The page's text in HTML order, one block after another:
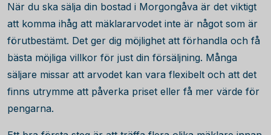
När du ska sälja din bostad i Morgongåva är det viktigt
att komma ihåg att mäklararvodet inte är något som är
förutbestämt. Det ger dig möjlighet att förhandla och få
bästa möjliga villkor för just din försäljning. Många
säljare missar att arvodet kan vara flexibelt och att det
finns utrymme att påverka priset eller få mer värde för
pengarna.